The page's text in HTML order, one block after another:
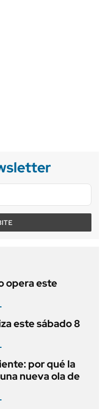
opera este
este sábado 8
por qué la
nueva ola de